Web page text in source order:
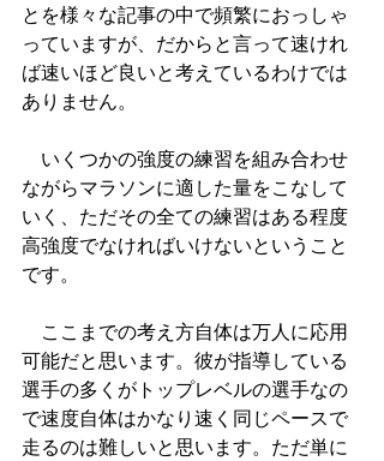
とを様々な記事の中で頻繁におっしゃ
っていますが、だからと言って速けれ
ば速いほど良いと考えているわけでは
ありません。
いくつかの強度の練習を組み合わせ
ながらマラソンに適した量をこなして
いく、ただその全ての練習はある程度
高強度でなければいけないということ
です。
ここまでの考え方自体は万人に応用
可能だと思います。彼が指導している
選手の多くがトップレベルの選手なの
で速度自体はかなり速く同じペースで
走るのは難しいと思います。ただ単に